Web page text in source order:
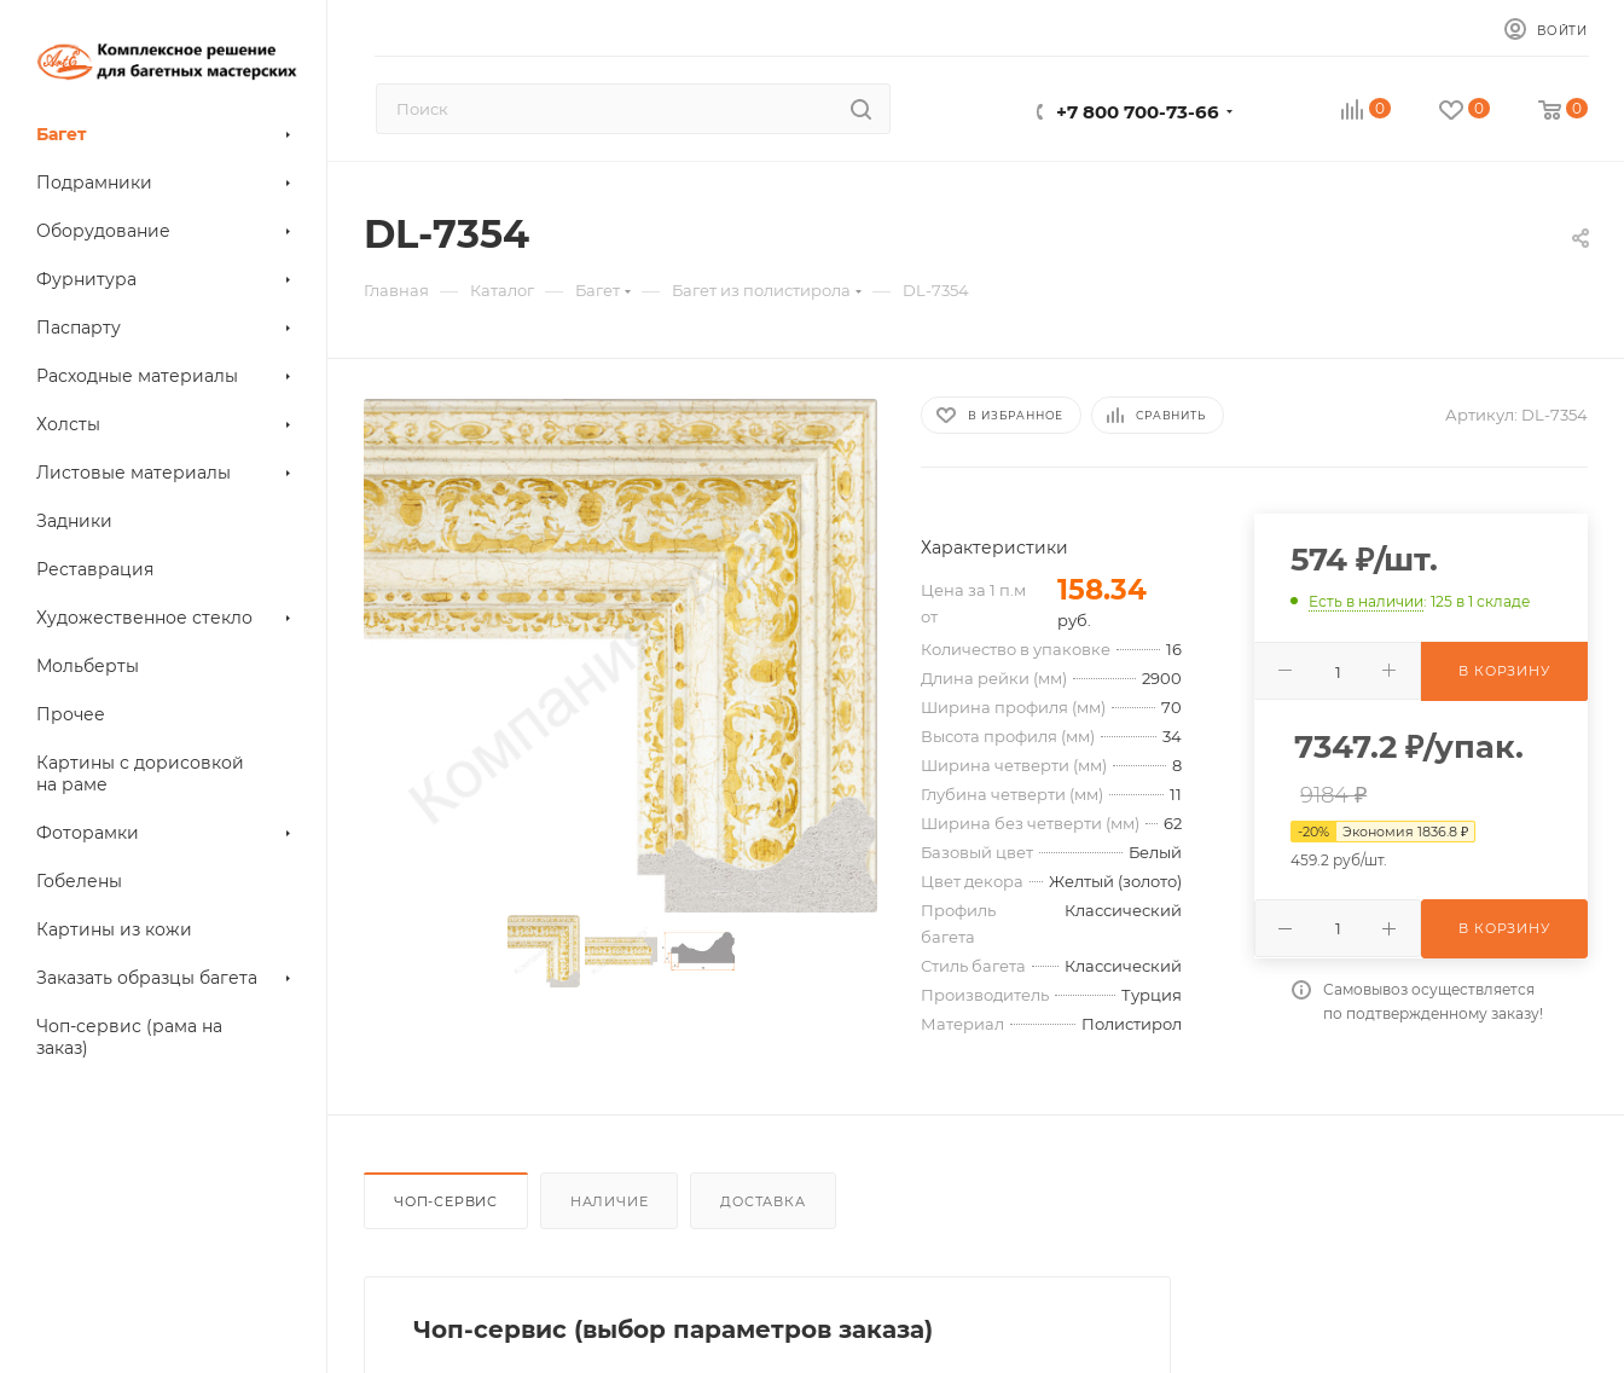
ВОЙТИ
+7 800 700-73-66 0 0 0
Багет
Подрамники
Оборудование
Фурнитура
Паспарту
Расходные материалы
Холсты
Листовые материалы
Задники
Реставрация
Художественное стекло
Мольберты
Прочее
Картины с дорисовкой
на раме
Фоторамки
Гобелены
Картины из кожи
Заказать образцы багета
Чоп-сервис (рама на
заказ)
DL-7354
Главная — Каталог — Багет — Багет из полистирола — DL-7354
В ИЗБРАННОЕ СРАВНИТЬ Артикул: DL-7354
Характеристики
Цена за 1 п.м
от
158.34
руб.
Количество в упаковке
16
Длина рейки (мм)
2900
Ширина профиля (мм)
70
Высота профиля (мм)
34
Ширина четверти (мм)
8
Глубина четверти (мм)
11
Ширина без четверти (мм)
62
Базовый цвет
Белый
Цвет декора
Желтый (золото)
Профиль
багета
Классический
Стиль багета
Классический
Производитель
Турция
Материал
Полистирол
574 ₽/шт.
Есть в наличии: 125 в 1 складе
В КОРЗИНУ
7347.2 ₽/упак.
9184 ₽
-20% Экономия1836.8 ₽
459.2 руб/шт.
В КОРЗИНУ
Самовывоз осуществляется
по подтвержденному заказу!
ЧОП-СЕРВИС НАЛИЧИЕ ДОСТАВКА
Чоп-сервис (выбор параметров заказа)